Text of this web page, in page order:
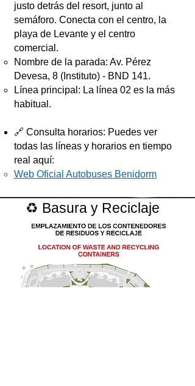
justo detrás del resort, junto al
semáforo. Conecta con el centro, la
playa de Levante y el centro
comercial.
Nombre de la parada: Av. Pérez
Devesa, 8 (Instituto) - BND 141.
Línea principal: La línea 02 es la más
habitual.
🔗 Consulta horarios: Puedes ver
todas las líneas y horarios en tiempo
real aquí:
Web Oficial Autobuses Benidorm
♻️ Basura y Reciclaje